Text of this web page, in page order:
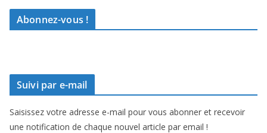
Abonnez-vous !
Suivi par e-mail
Saisissez votre adresse e-mail pour vous abonner et recevoir
une notification de chaque nouvel article par email !